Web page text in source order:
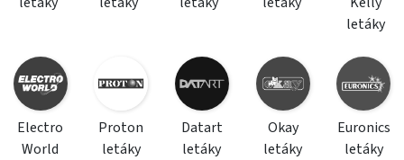
letáky
Electro
World
Proton
letáky
Datart
letáky
Okay
letáky
Euronics
letáky